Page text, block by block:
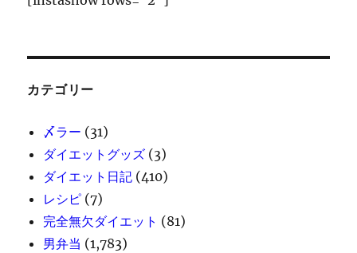
カテゴリー
〆ラー (31)
ダイエットグッズ (3)
ダイエット日記 (410)
レシピ (7)
完全無欠ダイエット (81)
男弁当 (1,783)